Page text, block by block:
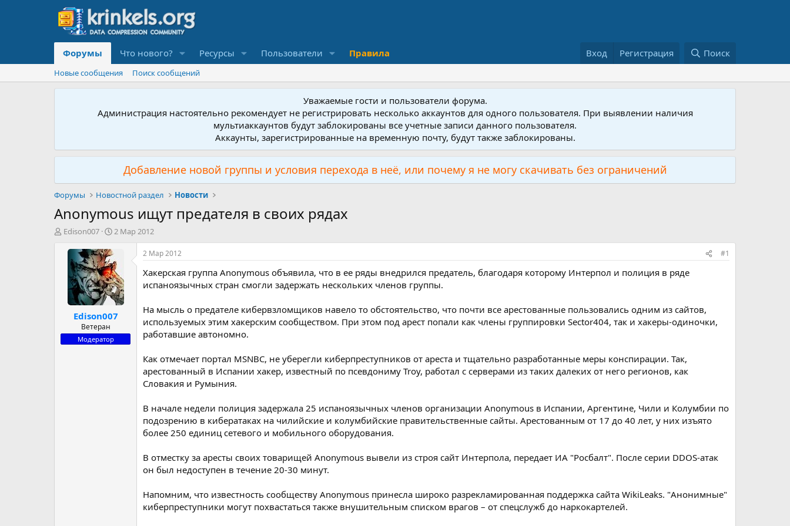
Форумы Что нового? Ресурсы Пользователи Правила Вход Регистрация Поиск
Новые сообщения Поиск сообщений
Уважаемые гости и пользователи форума.
Администрация настоятельно рекомендует не регистрировать несколько аккаунтов для одного пользователя. При выявлении наличия
мультиаккаунтов будут заблокированы все учетные записи данного пользователя.
Аккаунты, зарегистрированные на временную почту, будут также заблокированы.
Добавление новой группы и условия перехода в неё, или почему я не могу скачивать без ограничений
Форумы Новостной раздел Новости
Anonymous ищут предателя в своих рядах
А
м
Edison007
Д
т
а
н
а
ч
а
л
2 Мар 2012
Edison007
Ветеран
Модератор
2 Мар 2012 #1
Хакерская группа Anonymous объявила, что в ее ряды внедрился предатель, благодаря которому Интерпол и полиция в ряде
испаноязычных стран смогли задержать нескольких членов группы.
На мысль о предателе кибервзломщиков навело то обстоятельство, что почти все арестованные пользовались одним из сайтов,
используемых этим хакерским сообществом. При этом под арест попали как члены группировки Sector404, так и хакеры-одиночки,
работавшие автономно.
Как отмечает портал MSNBC, не уберегли киберпреступников от ареста и тщательно разработанные меры конспирации. Так,
арестованный в Испании хакер, известный по псевдониму Troy, работал с серверами из таких далеких от него регионов, как
Словакия и Румыния.
В начале недели полиция задержала 25 испаноязычных членов организации Anonymous в Испании, Аргентине, Чили и Колумбии по
подозрению в кибератаках на чилийские и колумбийские правительственные сайты. Арестованным от 17 до 40 лет, у них изъято
более 250 единиц сетевого и мобильного оборудования.
В отместку за аресты своих товарищей Anonymous вывели из строя сайт Интерпола, передает ИА "Росбалт". После серии DDOS-атак
он был недоступен в течение 20-30 минут.
Напомним, что известность сообществу Anonymous принесла широко разрекламированная поддержка сайта WikiLeaks. "Анонимные"
киберпреступники могут похвастаться также внушительным списком врагов – от спецслужб до наркокартелей.